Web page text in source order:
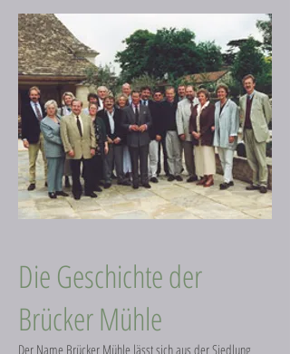
Die Geschichte der
Brücker Mühle
Der Name Brücker Mühle lässt sich aus der Siedlung